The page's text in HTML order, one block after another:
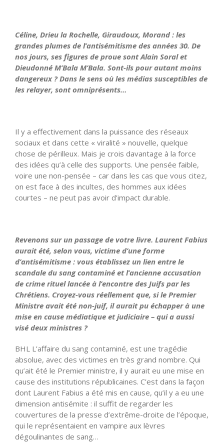
Céline, Drieu la Rochelle, Giraudoux, Morand : les
grandes plumes de l’antisémitisme des années 30. De
nos jours, ses figures de proue sont Alain Soral et
Dieudonné M’Bala M’Bala. Sont-ils pour autant moins
dangereux ? Dans le sens où les médias susceptibles de
les relayer, sont omniprésents…
Il y a effectivement dans la puissance des réseaux
sociaux et dans cette « viralité » nouvelle, quelque
chose de périlleux. Mais je crois davantage à la force
des idées qu’à celle des supports. Une pensée faible,
voire une non-pensée – car dans les cas que vous citez,
on est face à des incultes, des hommes aux idées
courtes – ne peut pas avoir d’impact durable.
Revenons sur un passage de votre livre. Laurent Fabius
aurait été, selon vous, victime d’une forme
d’antisémitisme : vous établissez un lien entre le
scandale du sang contaminé et l’ancienne accusation
de crime rituel lancée à l’encontre des Juifs par les
Chrétiens. Croyez-vous réellement que, si le Premier
Ministre avait été non-juif, il aurait pu échapper à une
mise en cause médiatique et judiciaire – qui a aussi
visé deux ministres ?
BHL L’affaire du sang contaminé, est une tragédie
absolue, avec des victimes en très grand nombre. Qui
qu’ait été le Premier ministre, il y aurait eu une mise en
cause des institutions républicaines. C’est dans la façon
dont Laurent Fabius a été mis en cause, qu’il y a eu une
dimension antisémite : il suffit de regarder les
couvertures de la presse d’extrême-droite de l’époque,
qui le représentaient en vampire aux lèvres
dégoulinantes de sang…